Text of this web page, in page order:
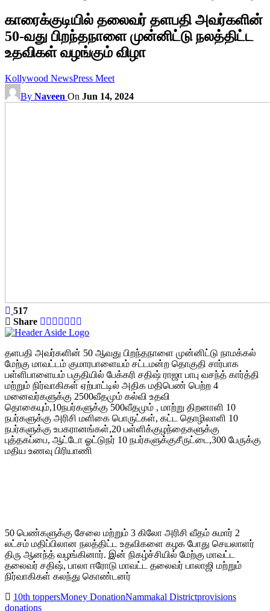
காரைக்குடியில் தலைவர் தளபதி அவர்களின்
50-வது பிறந்தநாளை முன்னிட்டு நலத்திட்ட
உதவிகள் வழங்கும் விழா
Kollywood NewsPress Meet
By Naveen On Jun 14, 2024
517
Share
தளபதி அவர்களின் 50 ஆவது பிறந்தநாளை முன்னிட்டு நாமக்கல்
மேற்கு மாவட்டம் குமாரபாளையம் சட்டமன்ற தொகுதி சார்பாக
பள்ளிபாளையம் பகுதியில் பேக்கரி சதிஷ் ராஜா பாபு வசந்த் கார்த்தி
மற்றும் நிர்வாகிகள் ஏற்பாட்டில் அதிக மதிபெண் பெற்ற 4
மனைவர்களுக்கு 2500வீதமும் கல்வி உதவி
தொகையும்,10நபர்களுக்கு 500வீதமும் , மாற்று திறனாளி 10
நபர்களுக்கு அரிசி மளிகை பொருட்கள், கட்ட தொழிலாளி 10
நபர்களுக்கு உபகரானங்கள்,20 பள்ளிக்குழந்தைகளுக்கு
புத்தகப்பை, ஆட்டோ ஓட்டுநர் 10 நபர்களுக்குசீருட்டை,300 பேருக்கு
மதிய உணவு பிரியாணி
50 பெண்களுக்கு சேலை மற்றும் 3 கிலோ அரிசி வீதம் சுமார் 2
லட்சம் மதிப்பிலான நலத்திட்ட உதவிகளை கழக போது செயலாளர்
திரு ஆனந்த் வழங்கினார். இன் நிகழ்ச்சியில் மேற்கு மாவட்ட
தலைவர் சதிஷ், பாலா ஈரோடு மாவட்ட தலைவர் பாலாஜி மற்றும்
நிர்வாகிகள் கலந்து கொண்டனர்
10th toppersMoney DonationNammakal Districtprovisions
donations